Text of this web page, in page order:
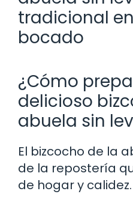
tradicional
bocado
¿Cómo
delicioso
abuela sin
El bizcocho de la
de la repostería
de hogar y calidez.